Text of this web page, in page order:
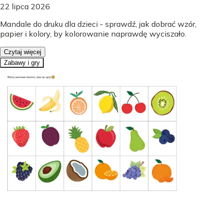
22 lipca 2026
Mandale do druku dla dzieci - sprawdź, jak dobrać wzór,
papier i kolory, by kolorowanie naprawdę wyciszało.
Czytaj więcej
Zabawy i gry